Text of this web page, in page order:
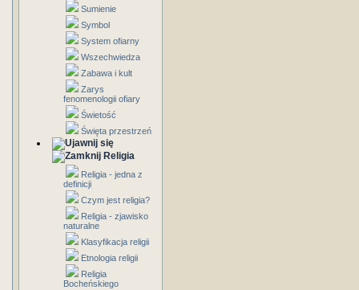
Sumienie
Symbol
System ofiarny
Wszechwiedza
Zabawa i kult
Zarys
fenomenologii ofiary
Świetość
Święta przestrzeń
Religia
Religia - jedna z
definicji
Czym jest religia?
Religia - zjawisko
naturalne
Klasyfikacja religii
Etnologia religii
Religia
Bocheńskiego